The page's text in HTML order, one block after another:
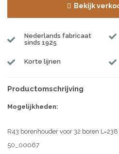
Bekijk
Nederlands fabricaat
sinds 1925
Korte lijnen
Productomschrijving
Mogelijkheden:
R43 borenhouder voor 32 boren
50_00067